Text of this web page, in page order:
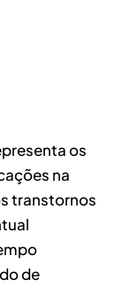
os
na
transtornos
de